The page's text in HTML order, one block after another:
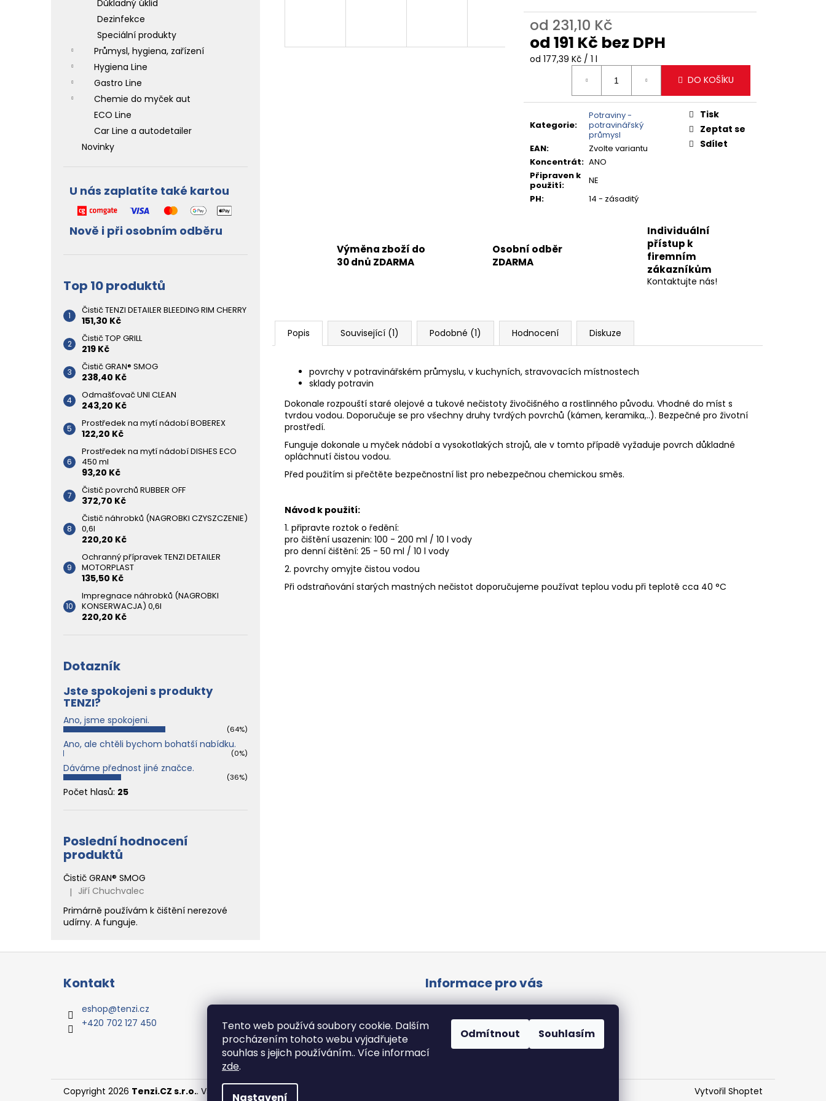
Tento web používá soubory cookie. Dalším
procházením tohoto webu vyjadřujete
souhlas s jejich používáním.. Více informací
zde.
Nastavení
Odmítnout Souhlasím
Důkladný úklid
Dezinfekce
Speciální produkty
Průmysl, hygiena, zařízení
Hygiena Line
Gastro Line
Chemie do myček aut
ECO Line
Car Line a autodetailer
Novinky
U nás zaplatíte také kartou
Nově i při osobním odběru
Top 10 produktů
Čistič TENZI DETAILER BLEEDING RIM CHERRY
151,30 Kč
Čistič TOP GRILL
219 Kč
Čistič GRAN® SMOG
238,40 Kč
Odmašťovač UNI CLEAN
243,20 Kč
Prostředek na mytí nádobí BOBEREX
122,20 Kč
Prostředek na mytí nádobí DISHES ECO
450 ml
93,20 Kč
Čistič povrchů RUBBER OFF
372,70 Kč
Čistič náhrobků (NAGROBKI CZYSZCZENIE)
0,6l
220,20 Kč
Ochranný přípravek TENZI DETAILER
MOTORPLAST
135,50 Kč
Impregnace náhrobků (NAGROBKI
KONSERWACJA) 0,6l
220,20 Kč
Dotazník
Jste spokojeni s produkty
TENZI?
Ano, jsme spokojeni.
(64%)
Ano, ale chtěli bychom bohatší nabídku.
(0%)
Dáváme přednost jiné značce.
(36%)
Počet hlasů: 25
Poslední hodnocení
produktů
Čistič GRAN® SMOG
Hodnocení produktu je 5 z 5 hvězdiček.
| Jiří Chuchvalec
Primárně používám k čištění nerezové
udírny. A funguje.
od 231,10 Kč
od 191 Kč bez DPH
Měrná
od 177,39 Kč / 1 l
DO KOŠÍKU
Kategorie:
Potraviny -
potravinářský
průmysl
EAN:
Zvolte variantu
Koncentrát: ANO
Připraven k
použití:
NE
PH: 14 - zásaditý
Tisk
Zeptat se
Sdílet
Výměna zboží do
30 dnů ZDARMA
Osobní odběr
ZDARMA
Individuální
přístup k
firemním
zákazníkům
Kontaktujte nás!
Popis Související (1) Podobné (1) Hodnocení Diskuze
povrchy v potravinářském průmyslu, v kuchyních, stravovacích místnostech
sklady potravin
Dokonale rozpouští staré olejové a tukové nečistoty živočišného a rostlinného původu. Vhodné do míst s
tvrdou vodou. Doporučuje se pro všechny druhy tvrdých povrchů (kámen, keramika,..). Bezpečné pro životní
prostředí.
Funguje dokonale u myček nádobí a vysokotlakých strojů, ale v tomto případě vyžaduje povrch důkladné
opláchnutí čistou vodou.
Před použitím si přečtěte bezpečnostní list pro nebezpečnou chemickou směs.
Návod k použití:
1. připravte roztok o ředění:
pro čištění usazenin: 100 - 200 ml / 10 l vody
pro denní čištění: 25 - 50 ml / 10 l vody
2. povrchy omyjte čistou vodou
Při odstraňování starých mastných nečistot doporučujeme používat teplou vodu při teplotě cca 40 °C
Z
Kontakt
eshop@tenzi.cz
+420 702 127 450
Informace pro vás
Vše o nákupu
Všeobecné obchodní podmínky
Podmínky ochrany osobních údajů
Hodnocení obchodu
Vytvořil Shoptet
Copyright 2026 Tenzi.CZ s.r.o.. Všechna práva vyhrazena.